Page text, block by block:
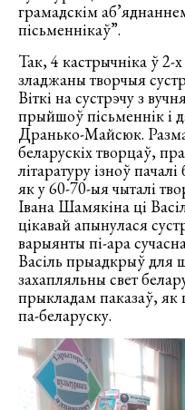
грамадскім
пісьменнікаў”.
Так, 4 кастрычніка ў 2-х
зладжаны творчыя
Віткі на сустрэчу з
прыйшоў пісьменнік і
Дранько-Майсюк.
беларускіх творцаў,
літаратуру ізноў
як у 60-70-ыя чыталі
Івана Шамякіна ці
цікавай апынулася
варыянты пі-ара
Васіль прыадкрыў для
захапляльны свет
прыкладам паказаў, як
па-беларуску.